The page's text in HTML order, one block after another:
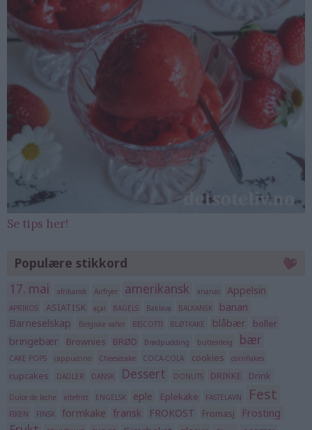
Se tips her!
Populære stikkord
17. mai afrikansk Airfryer amerikansk ananas Appelsin
APRIKOS ASIATISK açai BAGELS Baklava BALKANSK
banan
Barneselskap
Belgiske vafler BISCOTTI BLØTKAKE blåbær boller
bringebær Brownies BRØD Brødpudding butterdeig bær
CAKE POPS cappuccino Cheesecake COCA-COLA cookies cornflakes
cupcakes DADLER DANSK Dessert DONUTS DRIKKE Drink
Dulce de leche eltefritt ENGELSK eple Eplekake FASTELAVN Fest
FIKEN FINSK formkake fransk FROKOST Fromasj Frosting